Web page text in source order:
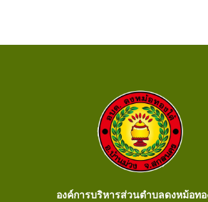
องค์การบริหารส่วนตำบลดงหม้อทอ